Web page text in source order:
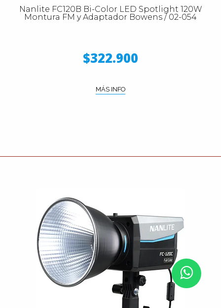
Nanlite FC120B Bi-Color LED Spotlight 120W
Montura FM y Adaptador Bowens / 02-054
$322.900
MÁS INFO